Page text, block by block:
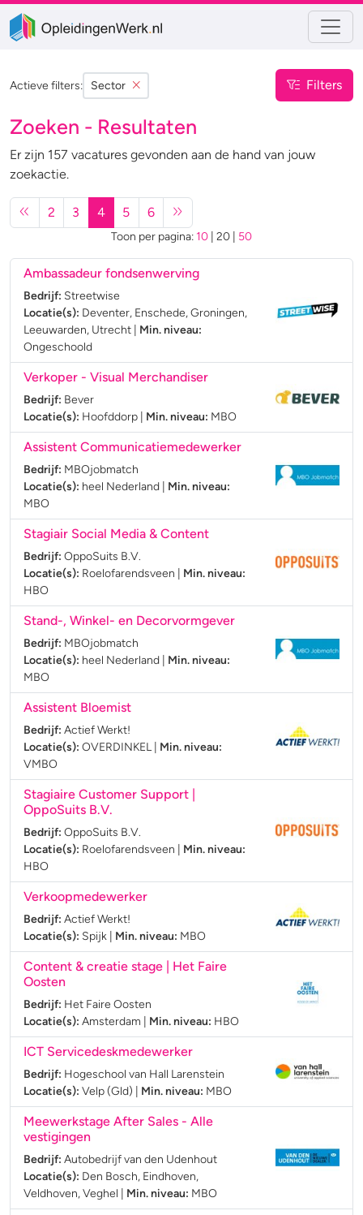
Actieve filters: Sector Filters
Zoeken - Resultaten
Er zijn 157 vacatures gevonden aan de hand van jouw
zoekactie.
2 3 4 5 6
Toon per pagina: 10 20 50
Ambassadeur fondsenwerving
Bedrijf: Streetwise
Locatie(s): Deventer, Enschede, Groningen,
Leeuwarden, Utrecht
Min. niveau:
Ongeschoold
Verkoper - Visual Merchandiser
Bedrijf: Bever
Locatie(s): Hoofddorp Min. niveau: MBO
Assistent Communicatiemedewerker
Bedrijf: MBOjobmatch
Locatie(s): heel Nederland
Min. niveau:
MBO
Stagiair Social Media & Content
Bedrijf: OppoSuits B.V.
Locatie(s): Roelofarendsveen
Min. niveau:
HBO
Stand-, Winkel- en Decorvormgever
Bedrijf: MBOjobmatch
Locatie(s): heel Nederland
Min. niveau:
MBO
Assistent Bloemist
Bedrijf: Actief Werkt!
Locatie(s): OVERDINKEL
Min. niveau:
VMBO
Stagiaire Customer Support |
OppoSuits B.V.
Bedrijf: OppoSuits B.V.
Locatie(s): Roelofarendsveen
Min. niveau:
HBO
Verkoopmedewerker
Bedrijf: Actief Werkt!
Locatie(s): Spijk Min. niveau: MBO
Content & creatie stage | Het Faire
Oosten
Bedrijf: Het Faire Oosten
Locatie(s): Amsterdam Min. niveau: HBO
ICT Servicedeskmedewerker
Bedrijf: Hogeschool van Hall Larenstein
Locatie(s): Velp (Gld) Min. niveau: MBO
Meewerkstage After Sales - Alle
vestigingen
Bedrijf: Autobedrijf van den Udenhout
Locatie(s): Den Bosch, Eindhoven,
Veldhoven, Veghel
Min. niveau: MBO